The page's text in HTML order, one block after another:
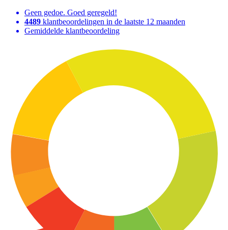
Geen gedoe. Goed geregeld!
4489 klantbeoordelingen in de laatste 12 maanden
Gemiddelde klantbeoordeling